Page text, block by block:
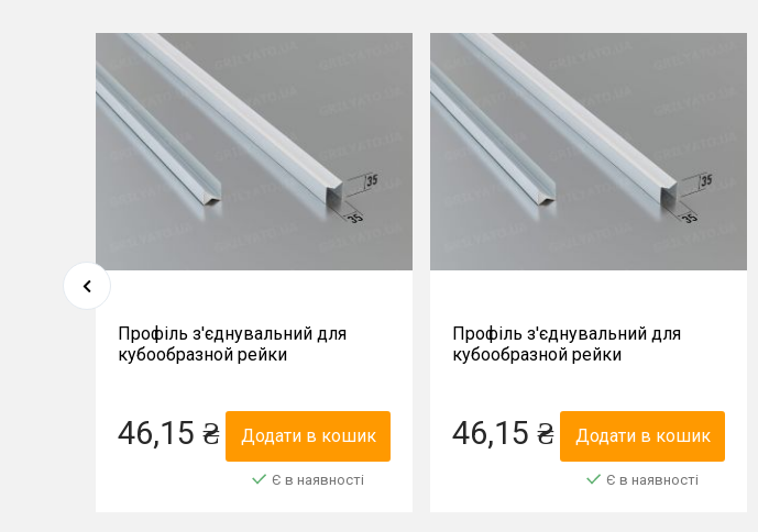
Профіль з'єднувальний для
кубообразной рейки
46,15 ₴ Додати в кошик
Є в наявності
Профіль з'єднувальний для
кубообразной рейки
46,15 ₴ Додати в кошик
Є в наявності